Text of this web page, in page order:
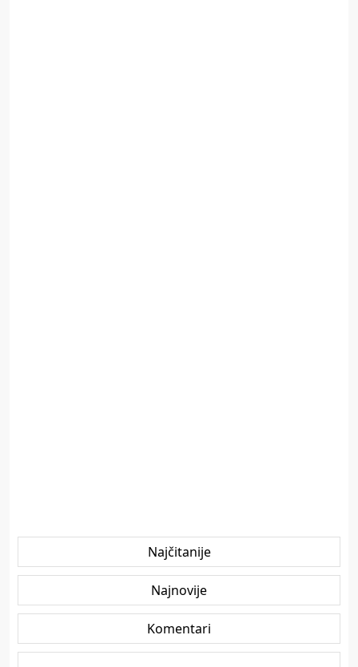
Najčitanije
Najnovije
Komentari